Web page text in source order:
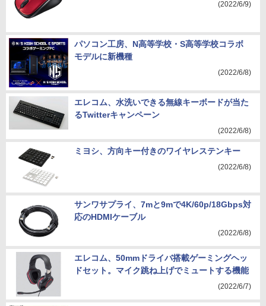
(2022/6/9)
パソコン工房、N高等学校・S高等学校コラボ
モデルに新機種
(2022/6/8)
エレコム、水洗いできる無線キーボードが当た
るTwitterキャンペーン
(2022/6/8)
ミヨシ、方向キー付きのワイヤレステンキー
(2022/6/8)
サンワサプライ、7mと9mで4K/60p/18Gbps対
応のHDMIケーブル
(2022/6/8)
エレコム、50mmドライバ搭載ゲーミングヘッ
ドセット。マイク跳ね上げでミュートする機能
(2022/6/7)